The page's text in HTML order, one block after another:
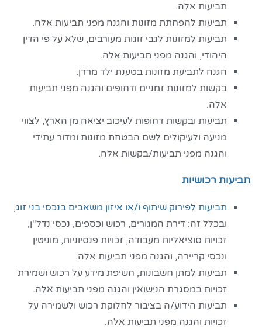
תביעות אלה.
תביעות להפחתת מזונות והגנה מפני תביעות אלה.
תביעות למזונות לגבי זוגות מעורבים, שלא על פי הדין
היהודי, והגנה מפני תביעות אלה.
הגנה לתביעת מזונות בטענת ילד מרדן.
בקשות למזונות זמניים ודחופים והגנה מפני תביעות
אלה.
תביעות ובקשות דחופות לעיכוב יציאה מן הארץ, לצווי
מניעה ולעיקולים לשם הבטחת מזונות ומדור עתידי
והגנה מפני תביעות/בקשות אלה.
תביעות רכושיות
תביעות לפירוק שיתוף ו/או איזון משאבים בנכסי בני זוג,
ובכלל זה: דירת המגורים, רכוש וכספים, נכסי נדל"ן,
זכויות סוציאליות מעבודה, זכויות פנסיוניות, מוניטין
ונכסי קריירה, והגנה מפני תביעות אלה.
תביעות למתן חשבונות, חשיפת מידע על רכוש ושמירת
זכויות במסגרת הנישואין והגנה מפני תביעות אלה.
תביעות הידוע/ה בציבור לחלוקת רכוש ולשמירה על
זכויות והגנה מפני תביעות אלה.